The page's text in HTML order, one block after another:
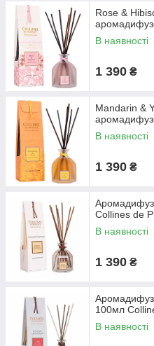
Rose &
В наявності
1 390 ₴
Mandarin &
В наявності
1 390 ₴
Collines de
В наявності
1 390 ₴
100мл
В наявності